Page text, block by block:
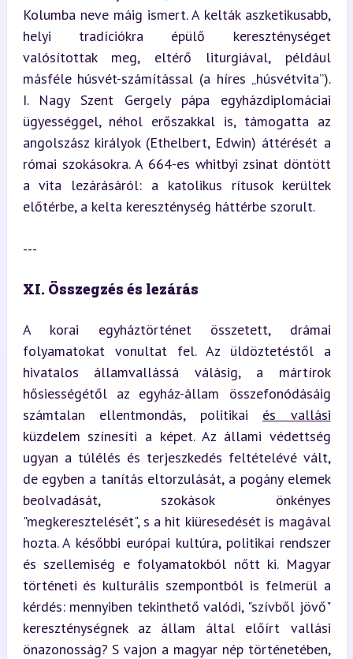
Kolumba neve máig ismert. A kelták aszketikusabb,
helyi tradíciókra épülő kereszténységet
valósítottak meg, eltérő liturgiával, például
másféle húsvét-számítással (a híres „húsvétvita”).
I. Nagy Szent Gergely pápa egyházdiplomáciai
ügyességgel, néhol erőszakkal is, támogatta az
angolszász királyok (Ethelbert, Edwin) áttérését a
római szokásokra. A 664-es whitbyi zsinat döntött
a vita lezárásáról: a katolikus rítusok kerültek
előtérbe, a kelta kereszténység háttérbe szorult.
---
XI. Összegzés és lezárás
A korai egyháztörténet összetett, drámai
folyamatokat vonultat fel. Az üldöztetéstől a
hivatalos államvallássá válásig, a mártírok
hősiességétől az egyház-állam összefonódásáig
számtalan ellentmondás, politikai és vallási
küzdelem színesíti a képet. Az állami védettség
ugyan a túlélés és terjeszkedés feltételévé vált,
de egyben a tanítás eltorzulását, a pogány elemek
beolvadását, szokások önkényes
"megkeresztelését", s a hit kiüresedését is magával
hozta. A későbbi európai kultúra, politikai rendszer
és szellemiség e folyamatokból nőtt ki. Magyar
történeti és kulturális szempontból is felmerül a
kérdés: mennyiben tekinthető valódi, "szívből jövő"
kereszténységnek az állam által előírt vallási
önazonosság? S vajon a magyar nép történetében,